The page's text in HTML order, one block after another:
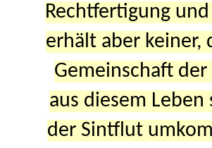
Rechtfertigung
erhält aber keiner,
Gemeinschaft
aus diesem
der Sintflut